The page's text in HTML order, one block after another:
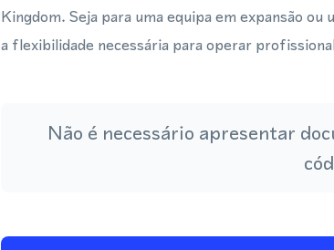
Kingdom. Seja para uma equipa em expansão
a flexibilidade necessária para operar
Não é necessário apresentar